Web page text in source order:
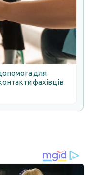
для
фахівців